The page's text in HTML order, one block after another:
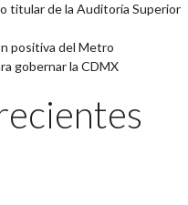
titular de la Auditoría Superior
positiva del Metro
gobernar la CDMX